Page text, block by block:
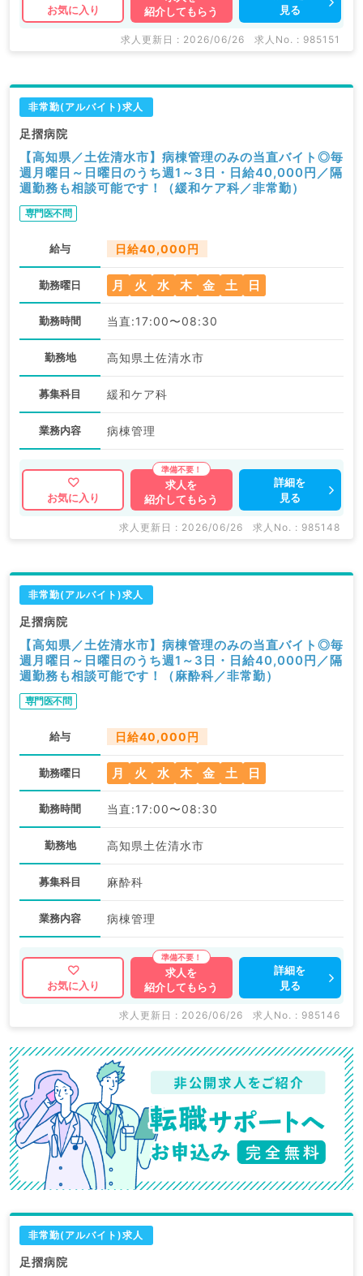
お気に入り
紹介してもらう
見る
求人更新日 : 2026/06/26 求人No. : 985151
非常勤(アルバイト)求人
足摺病院
【高知県／土佐清水市】病棟管理のみの当直バイト◎毎
週月曜日～日曜日のうち週1～3日・日給40,000円／隔
週勤務も相談可能です！（緩和ケア科／非常勤）
専門医不問
給与 日給40,000円
勤務曜日 月 火 水 木 金 土 日
勤務時間 当直:17:00〜08:30
勤務地 高知県土佐清水市
募集科目 緩和ケア科
業務内容 病棟管理
お気に入り
求人を
紹介してもらう
詳細を
見る
求人更新日 : 2026/06/26 求人No. : 985148
非常勤(アルバイト)求人
足摺病院
【高知県／土佐清水市】病棟管理のみの当直バイト◎毎
週月曜日～日曜日のうち週1～3日・日給40,000円／隔
週勤務も相談可能です！（麻酔科／非常勤）
専門医不問
給与 日給40,000円
勤務曜日 月 火 水 木 金 土 日
勤務時間 当直:17:00〜08:30
勤務地 高知県土佐清水市
募集科目 麻酔科
業務内容 病棟管理
お気に入り
求人を
紹介してもらう
詳細を
見る
求人更新日 : 2026/06/26 求人No. : 985146
非常勤(アルバイト)求人
足摺病院